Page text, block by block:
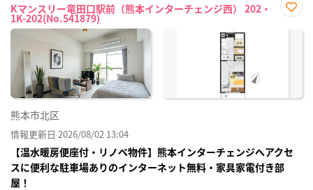
Kマンスリー竜田口駅前（熊本インターチェンジ西） 202・
1K-202(No.541879)
に入
熊本市北区
情報更新日 2026/08/02 13:04
【温水暖房便座付・リノベ物件】熊本インターチェンジへアクセ
スに便利な駐車場ありのインターネット無料・家具家電付き部
屋！